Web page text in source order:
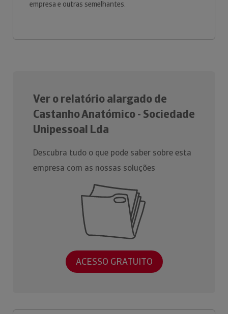
empresa e outras semelhantes.
Ver o relatório alargado de
Castanho Anatómico - Sociedade
Unipessoal Lda
Descubra tudo o que pode saber sobre esta
empresa com as nossas soluções
ACESSO GRATUITO